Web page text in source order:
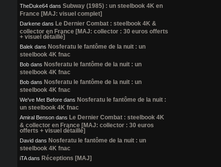
TheDuke64 dans Subway (1985) : un steelbook 4K en
France [MAJ: visuel complet]
Darkene dans Le Dernier Combat : steelbook 4K &
collector en France [MAJ: collector : 30 euros offerts
+ visuel détaillé]
Balek dans Nosferatu le fantôme de la nuit : un
steelbook 4K fnac
Bob dans Nosferatu le fantôme de la nuit : un
steelbook 4K fnac
Bob dans Nosferatu le fantôme de la nuit : un
steelbook 4K fnac
We've Met Before dans Nosferatu le fantôme de la nuit :
un steelbook 4K fnac
Amiral Benson dans Le Dernier Combat : steelbook 4K
& collector en France [MAJ: collector : 30 euros
offerts + visuel détaillé]
David dans Nosferatu le fantôme de la nuit : un
steelbook 4K fnac
iTAdans Réceptions [MAJ]